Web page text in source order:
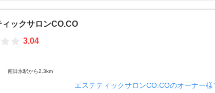
ィックサロンCO.CO
3.04
南日永駅から2.3km
エステティックサロンCO.COのオーナー様